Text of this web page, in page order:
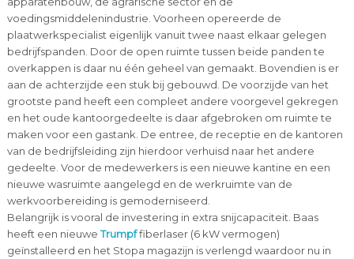
voedingsmiddelenindustrie. Voorheen opereerde de
plaatwerkspecialist eigenlijk vanuit twee naast elkaar gelegen
bedrijfspanden. Door de open ruimte tussen beide panden te
overkappen is daar nu één geheel van gemaakt. Bovendien is er
aan de achterzijde een stuk bij gebouwd. De voorzijde van het
grootste pand heeft een compleet andere voorgevel gekregen
en het oude kantoorgedeelte is daar afgebroken om ruimte te
maken voor een gastank. De entree, de receptie en de kantoren
van de bedrijfsleiding zijn hierdoor verhuisd naar het andere
gedeelte. Voor de medewerkers is een nieuwe kantine en een
nieuwe wasruimte aangelegd en de werkruimte van de
werkvoorbereiding is gemoderniseerd.
Belangrijk is vooral de investering in extra snijcapaciteit. Baas
heeft een nieuweTrumpffiberlaser (6 kW vermogen)
geïnstalleerd en het Stopa magazijn is verlengd waardoor nu in